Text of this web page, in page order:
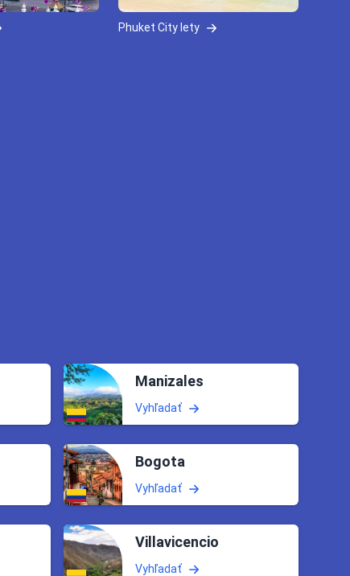
Phuket City lety
Manizales
Vyhľadať
Bogota
Vyhľadať
Villavicencio
Vyhľadať